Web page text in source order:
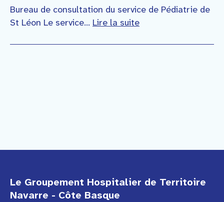
Bureau de consultation du service de Pédiatrie de
St Léon Le service... Lire la suite
Le Groupement Hospitalier de Territoire
Navarre - Côte Basque